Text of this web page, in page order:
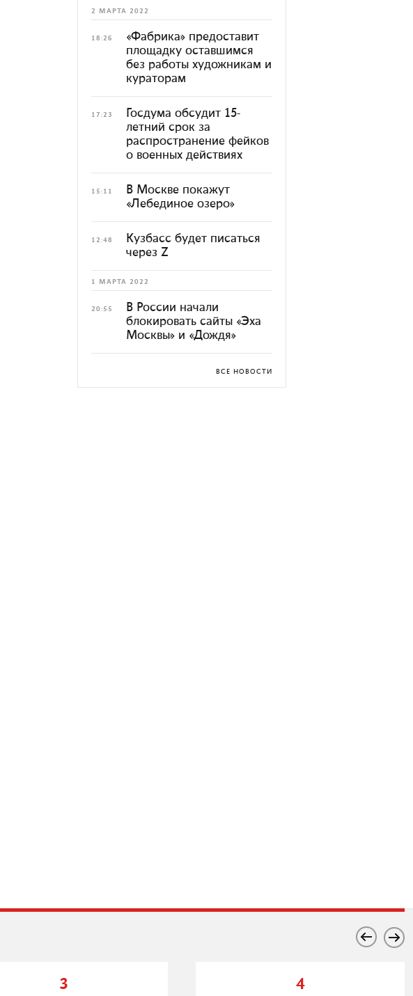
2 МАРТА 2022
18:26
«Фабрика» предоставит
площадку оставшимся
без работы художникам и
кураторам
17:23
Госдума обсудит 15-
летний срок за
распространение фейков
о военных действиях
15:11
В Москве покажут
«Лебединое озеро»
12:48
Кузбасс будет писаться
через Z
1 МАРТА 2022
20:55
В России начали
блокировать сайты «Эха
Москвы» и «Дождя»
ВСЕ НОВОСТИ
3 4